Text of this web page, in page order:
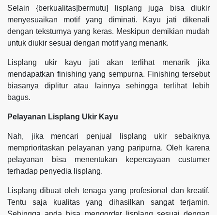
Selain {berkualitas|bermutu] lisplang juga bisa diukir
menyesuaikan motif yang diminati. Kayu jati dikenali
dengan teksturnya yang keras. Meskipun demikian mudah
untuk diukir sesuai dengan motif yang menarik.
Lisplang ukir kayu jati akan terlihat menarik jika
mendapatkan finishing yang sempurna. Finishing tersebut
biasanya diplitur atau lainnya sehingga terlihat lebih
bagus.
Pelayanan Lisplang Ukir Kayu
Nah, jika mencari penjual lisplang ukir sebaiknya
memprioritaskan pelayanan yang paripurna. Oleh karena
pelayanan bisa menentukan kepercayaan custumer
terhadap penyedia lisplang.
Lisplang dibuat oleh tenaga yang profesional dan kreatif.
Tentu saja kualitas yang dihasilkan sangat terjamin.